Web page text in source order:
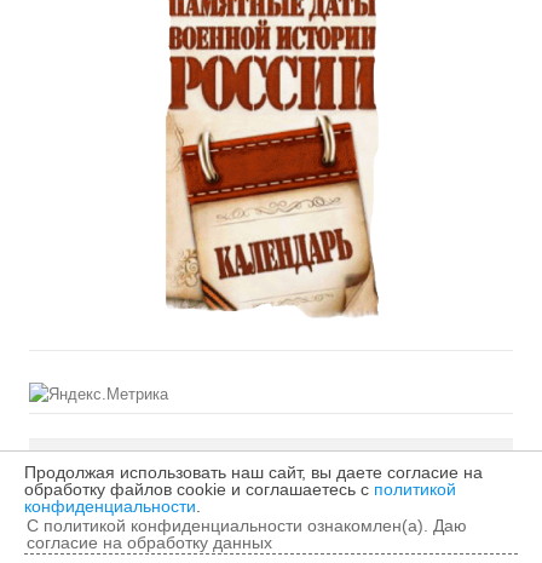
©2026 МБУДО «Первая детская музыкальная школа»
города Кирова
Продолжая использовать наш сайт, вы даете согласие на
обработку файлов cookie и соглашаетесь с политикой
конфиденциальности
С политикой конфиденциальности ознакомлен(а). Даю
согласие на обработку данных